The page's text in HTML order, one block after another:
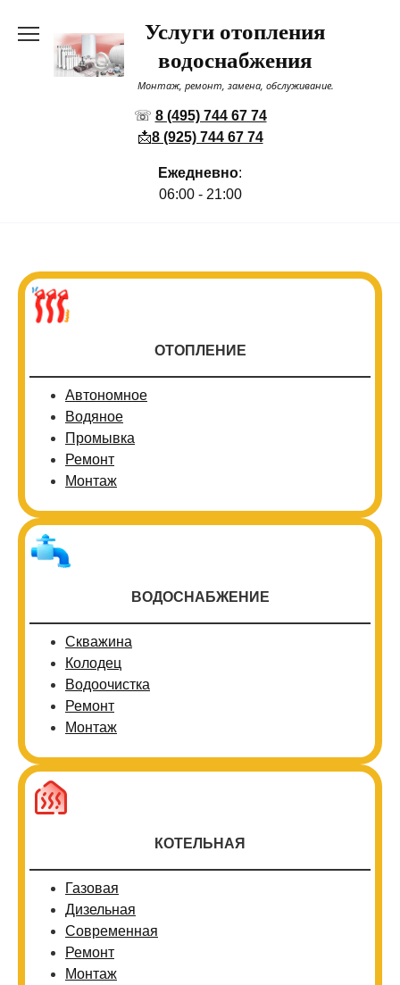
содержанию
Услуги отопления
водоснабжения
Монтаж, ремонт, замена, обслуживание.
☏ 8 (495) 744 67 74
📩8 (925) 744 67 74
Ежедневно:
06:00 - 21:00
ОТОПЛЕНИЕ
Автономное
Водяное
Промывка
Ремонт
Монтаж
ВОДОСНАБЖЕНИЕ
Скважина
Колодец
Водоочистка
Ремонт
Монтаж
КОТЕЛЬНАЯ
Газовая
Дизельная
Современная
Ремонт
Монтаж